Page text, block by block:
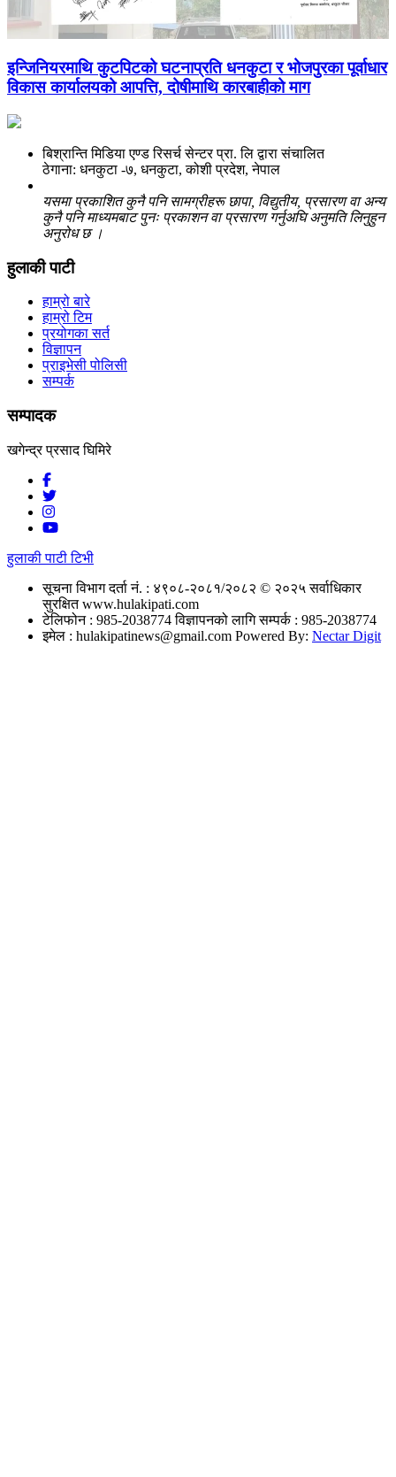
इन्जिनियरमाथि कुटपिटको घटनाप्रति धनकुटा र भोजपुरका पूर्वाधार
विकास कार्यालयको आपत्ति, दोषीमाथि कारबाहीको माग
बिश्रान्ति मिडिया एण्ड रिसर्च सेन्टर प्रा. लि द्वारा संचालित
ठेगाना: धनकुटा -७, धनकुटा, कोशी प्रदेश, नेपाल
यसमा प्रकाशित कुनै पनि सामग्रीहरू छापा, विद्युतीय, प्रसारण वा अन्य
कुनै पनि माध्यमबाट पुनः प्रकाशन वा प्रसारण गर्नुअघि अनुमति लिनुहुन
अनुरोध छ ।
हुलाकी पाटी
हाम्रो बारे
हाम्रो टिम
प्रयोगका सर्त
विज्ञापन
प्राइभेसी पोलिसी
सम्पर्क
सम्पादक
खगेन्द्र प्रसाद घिमिरे
हुलाकी पाटी टिभी
सूचना विभाग दर्ता नं. : ४९०८-२०८१/२०८२ © २०२५ सर्वाधिकार
सुरक्षित www.hulakipati.com
टेलिफोन : 985-2038774विज्ञापनको लागि सम्पर्क : 985-2038774
इमेल : hulakipatinews@gmail.com Powered By: Nectar Digit